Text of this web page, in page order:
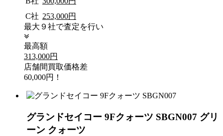
C社 253,000円
最大９社で査定を行い
最高額
313,000円
店舗間買取価格差
60,000円！
グランドセイコー 9Fクォーツ SBGN007 グリ
ーン クォーツ